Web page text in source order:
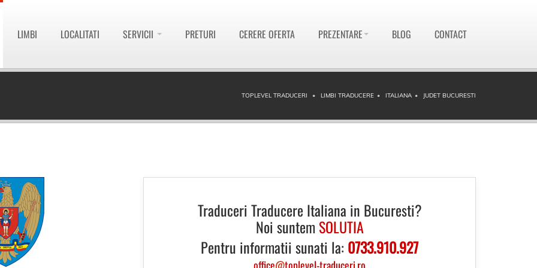
LIMBI LOCALITATI SERVICII PRETURI CERERE OFERTA PREZENTARE BLOG CONTACT
TOPLEVEL TRADUCERI LIMBI TRADUCERE ITALIANA JUDET BUCURESTI
Traduceri Traducere Italiana in Bucuresti?
Noi suntem SOLUTIA
Pentru informatii sunati la: 0733.910.927